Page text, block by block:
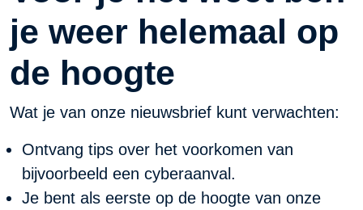
je weer helemaal op
de hoogte
Wat je van onze nieuwsbrief kunt verwachten:
Ontvang tips over het voorkomen van
bijvoorbeeld een cyberaanval.
Je bent als eerste op de hoogte van onze